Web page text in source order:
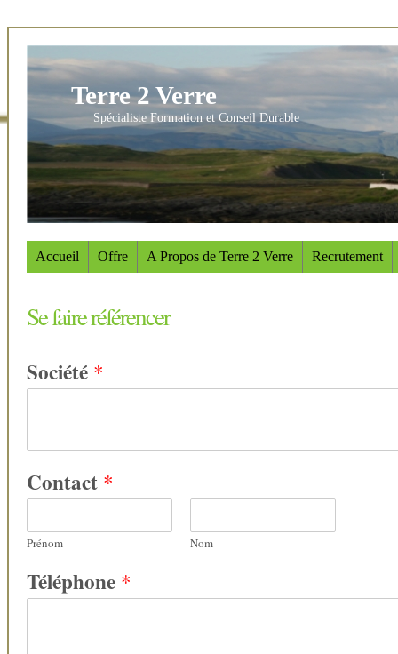
Terre 2 Verre
Spécialiste Formation et Conseil Durable
Accueil Offre A Propos de Terre 2 Verre Recrutement
Se faire référencer
Société *
Contact *
Prénom Nom
Téléphone *